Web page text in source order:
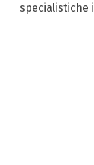
specialistiche